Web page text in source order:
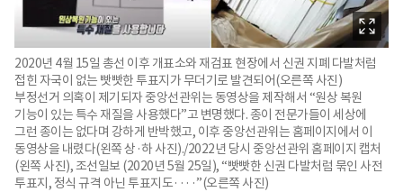
2020년 4월 15일 총선 이후 개표소와 재검표 현장에서 신권 지폐 다발처럼
접힌 자국이 없는 빳빳한 투표지가 무더기로 발견되어(오른쪽 사진)
부정선거 의혹이 제기되자 중앙선관위는 동영상을 제작해서 “원상 복원
기능이 있는 특수 재질을 사용했다”고 변명했다. 종이 전문가들이 세상에
그런 종이는 없다며 강하게 반박했고, 이후 중앙선관위는 홈페이지에서 이
동영상을 내렸다(왼쪽 상·하 사진)./2022년 당시 중앙선관위 홈페이지 캡처
(왼쪽 사진), 조선일보 (2020년 5월 25일), “빳빳한 신권 다발처럼 묶인 사전
투표지, 정식 규격 아닌 투표지도····”(오른쪽 사진)